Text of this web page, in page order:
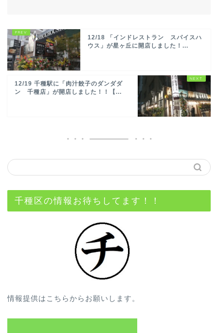
12/18 「インドレストラン スパイスハ
ウス」が星ヶ丘に開店しました！...
12/19 千種駅に「肉汁餃子のダンダダ
ン 千種店」が開店しました！！【...
千種区の情報お待ちしてます！！
情報提供はこちらからお願いします。